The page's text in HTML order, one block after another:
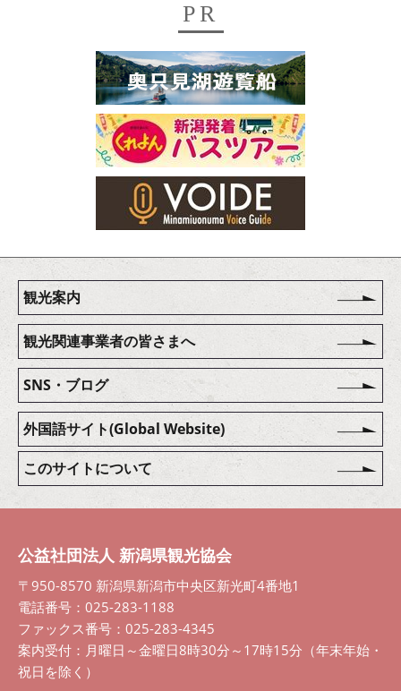
PR
観光案内
観光関連事業者の皆さまへ
SNS・ブログ
外国語サイト(Global Website)
このサイトについて
公益社団法人 新潟県観光協会
〒950-8570 新潟県新潟市中央区新光町4番地1
電話番号：025-283-1188
ファックス番号：025-283-4345
案内受付：月曜日～金曜日8時30分～17時15分（年末年始・
祝日を除く）